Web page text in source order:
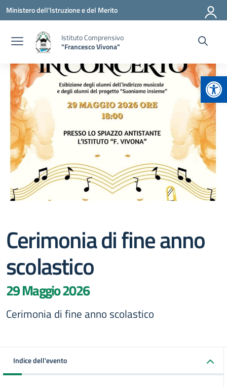
Vai ai contenuti
Vai al menu di navigazione
Vai al footer
Ministero dell'Istruzione e del Merito
Istituto Comprensivo
"Francesco Vivona"
Cerimonia di fine anno
scolastico
29 Maggio 2026
Cerimonia di fine anno scolastico
Indice dell'evento